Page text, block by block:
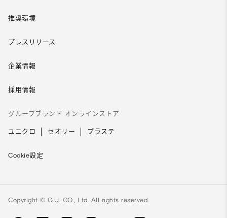
推奨環境
プレスリリース
企業情報
採用情報
グループブランド オンラインストア
ユニクロ セオリー プラステ
Cookie設定
Copyright © G.U. CO., Ltd. All rights reserved.